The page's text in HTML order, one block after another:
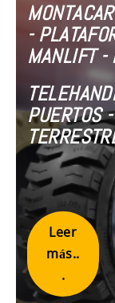
-
MANLIFT -
PUERTOS
Leer
más..
.